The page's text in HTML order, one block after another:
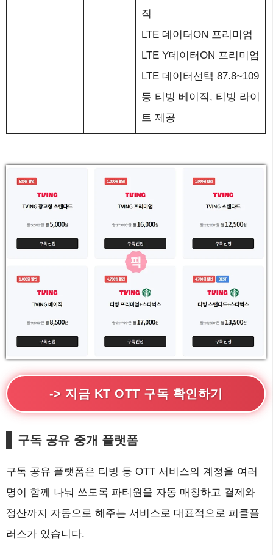
직
LTE 데이터ON 프리미엄
LTE Y데이터ON 프리미엄
LTE 데이터선택 87.8~109
등 티빙 베이직, 티빙 라이
트 제공
-> 지금 KT OTT 구독 확인하기
구독 공유 중개 플랫폼
구독 공유 플랫폼은 티빙 등 OTT 서비스의 계정을 여러
명이 함께 나눠 쓰도록 파티원을 자동 매칭하고 결제와
정산까지 자동으로 해주는 서비스로 대표적으로 피클플
러스가 있습니다.